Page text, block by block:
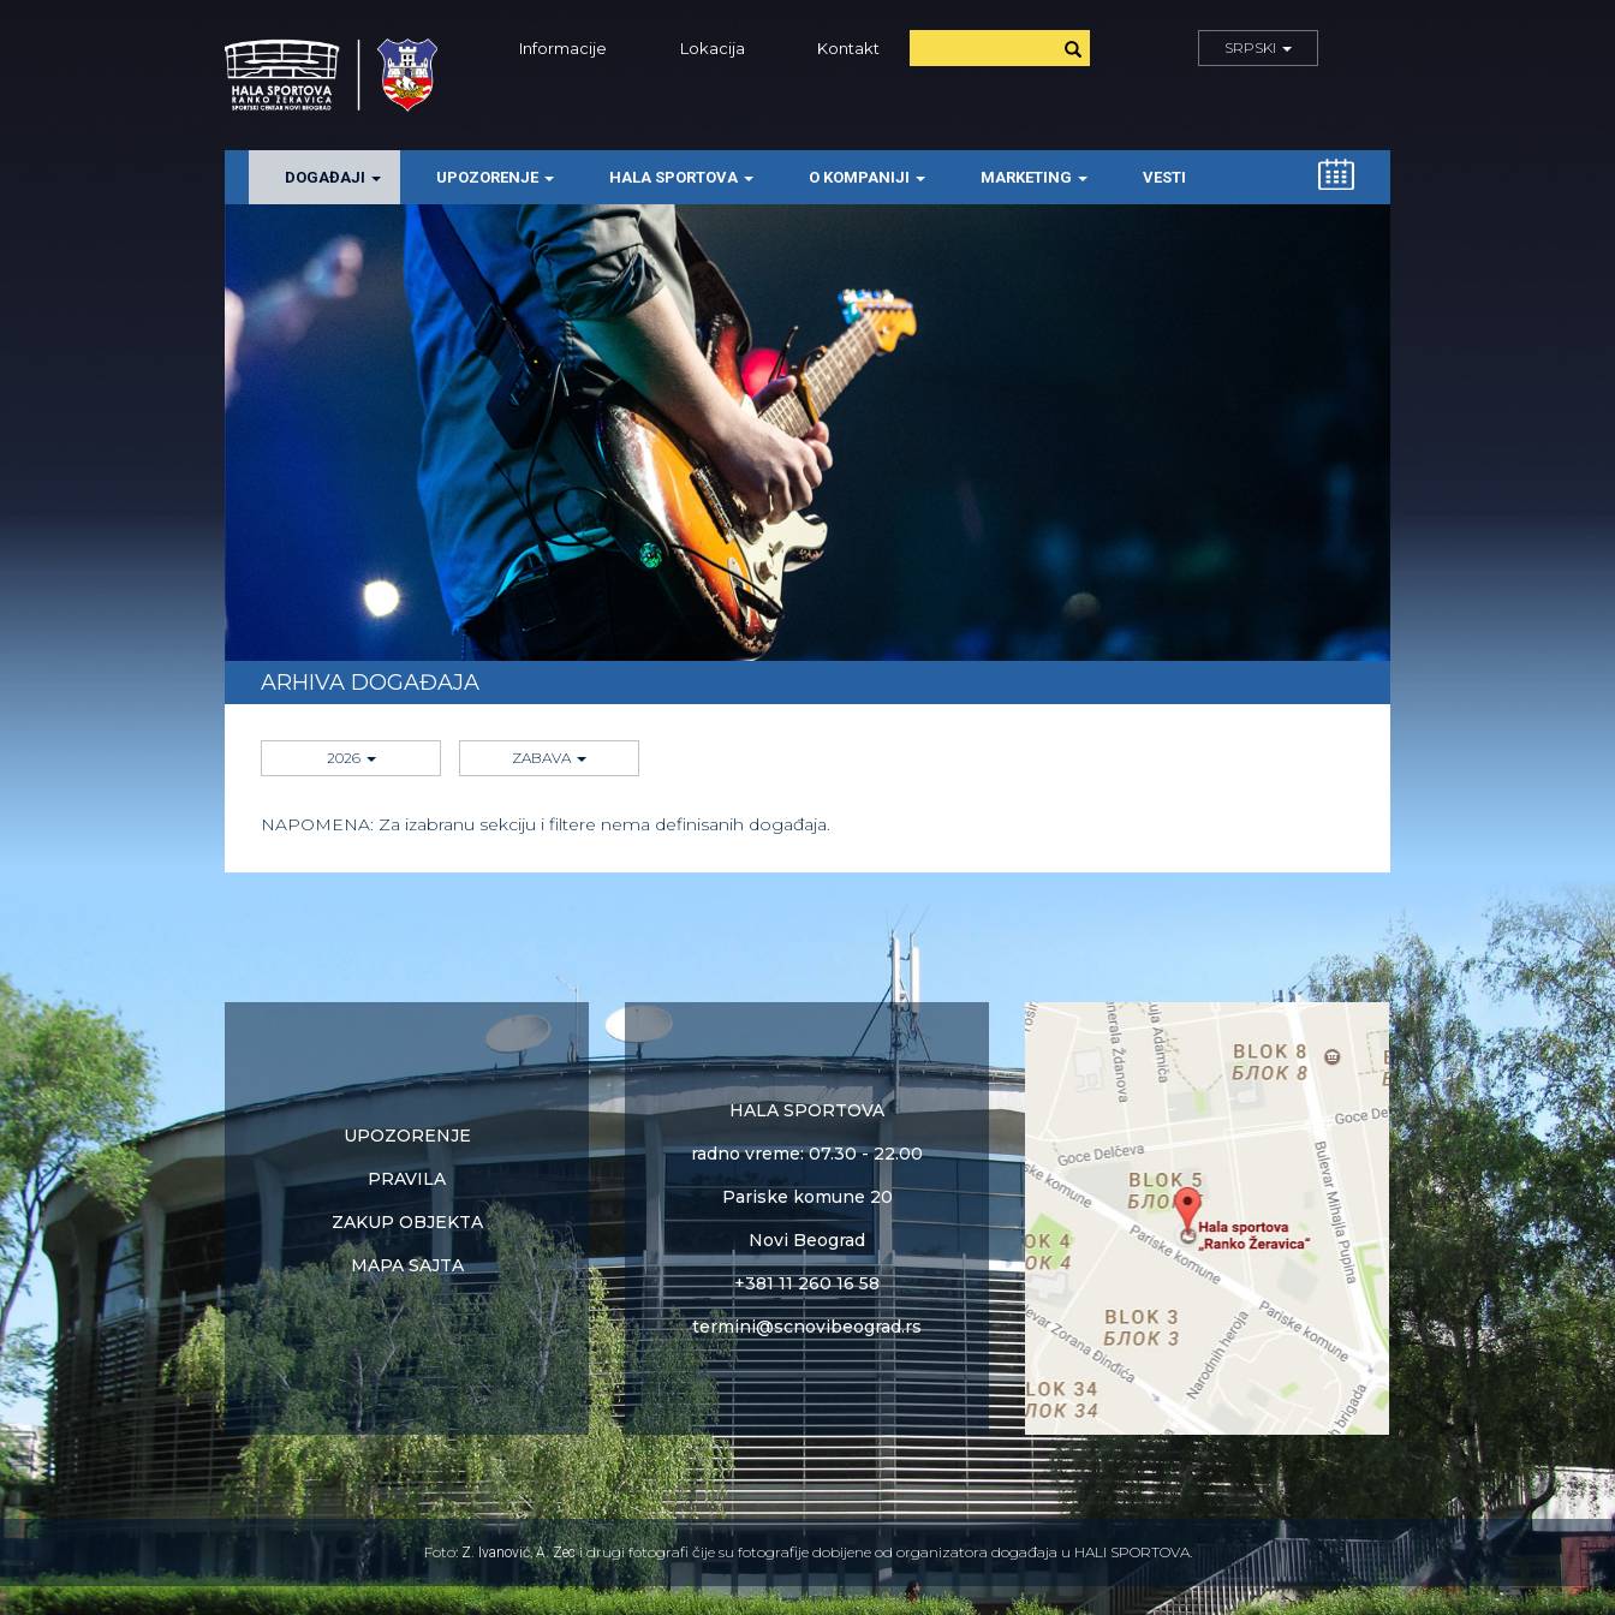
Informacije Lokacija Kontakt SRPSKI
DOGAĐAJI UPOZORENJE HALA SPORTOVA O KOMPANIJI MARKETING VESTI
ARHIVA DOGAĐAJA
2026 ZABAVA
NAPOMENA: Za izabranu sekciju i filtere nema definisanih događaja.
UPOZORENJE
PRAVILA
ZAKUP OBJEKTA
MAPA SAJTA
HALA SPORTOVA
radno vreme: 07.30 - 22.00
Pariske komune 20
Novi Beograd
+381 11 260 16 58
termini@scnovibeograd.rs
Foto: Z. Ivanović,A. Zeci drugi fotografi čije su fotografije dobijene od organizatora događaja u HALI SPORTOVA.